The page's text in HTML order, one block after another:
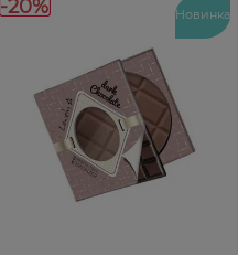
-20% Новинка